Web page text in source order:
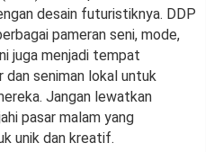
desain futuristiknya. DDP
pameran seni, mode,
juga menjadi tempat
dan seniman lokal untuk
Jangan lewatkan
pasar malam yang
unik dan kreatif.